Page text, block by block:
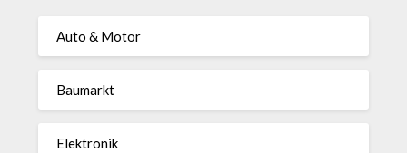
Auto & Motor
Baumarkt
Elektronik